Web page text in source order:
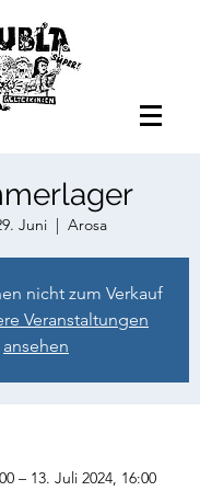
Juni
  |
Arosa
nicht zum Verkauf
Veranstaltungen
ansehen
– 13. Juli 2024, 16:00